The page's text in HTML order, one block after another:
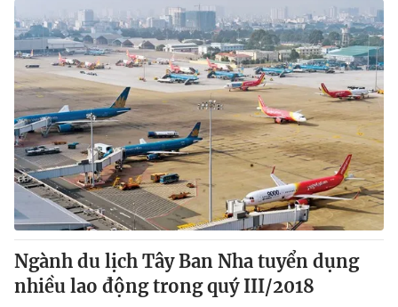
Ngành du lịch Tây Ban Nha tuyển dụng
nhiều lao động trong quý III/2018